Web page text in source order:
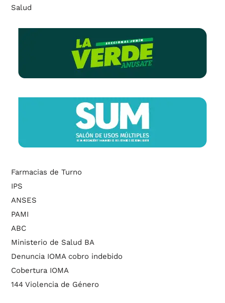
Salud
Farmacias de Turno
IPS
ANSES
PAMI
ABC
Ministerio de Salud BA
Denuncia IOMA cobro indebido
Cobertura IOMA
144 Violencia de Género